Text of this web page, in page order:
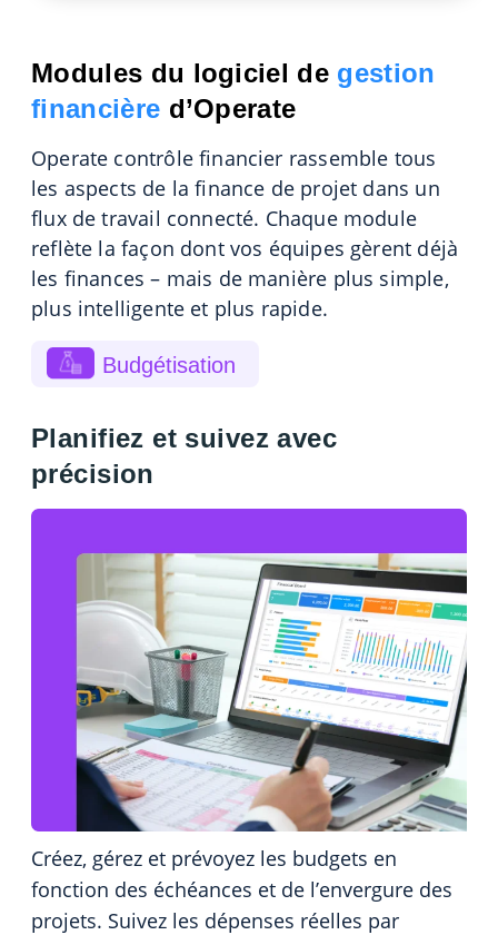
Modules du logiciel de gestion
financière d’Operate
Operate contrôle financier rassemble tous
les aspects de la finance de projet dans un
flux de travail connecté. Chaque module
reflète la façon dont vos équipes gèrent déjà
les finances – mais de manière plus simple,
plus intelligente et plus rapide.
Budgétisation
Planifiez et suivez avec
précision
Créez, gérez et prévoyez les budgets en
fonction des échéances et de l’envergure des
projets. Suivez les dépenses réelles par